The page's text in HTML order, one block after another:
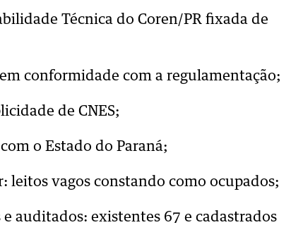
Técnica do Coren/PR fixada de
conformidade com a regulamentação;
de CNES;
o Estado do Paraná;
leitos vagos constando como ocupados;
auditados: existentes 67 e cadastrados